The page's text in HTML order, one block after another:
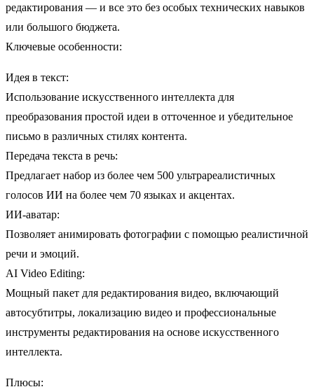
редактирования — и все это без особых технических навыков
или большого бюджета.
Ключевые особенности:
Идея в текст:
Использование искусственного интеллекта для
преобразования простой идеи в отточенное и убедительное
письмо в различных стилях контента.
Передача текста в речь:
Предлагает набор из более чем 500 ультрареалистичных
голосов ИИ на более чем 70 языках и акцентах.
ИИ-аватар:
Позволяет анимировать фотографии с помощью реалистичной
речи и эмоций.
AI Video Editing:
Мощный пакет для редактирования видео, включающий
автосубтитры, локализацию видео и профессиональные
инструменты редактирования на основе искусственного
интеллекта.
Плюсы: